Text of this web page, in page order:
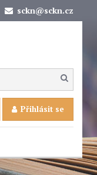
sckn@sckn.cz
Přihlásit se